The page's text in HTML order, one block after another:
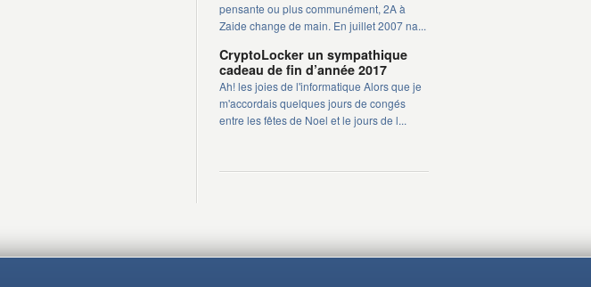
pensante ou plus communément, 2A à
Zaide change de main. En juillet 2007 na...
CryptoLocker un sympathique
cadeau de fin d’année 2017
Ah! les joies de l'informatique Alors que je
m'accordais quelques jours de congés
entre les fêtes de Noel et le jours de l...